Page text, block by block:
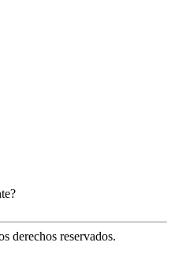
derechos reservados.